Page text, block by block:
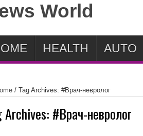
World
HEALTH AUTO
/ Tag Archives: #Врач-невролог
Archives: #Врач-невролог